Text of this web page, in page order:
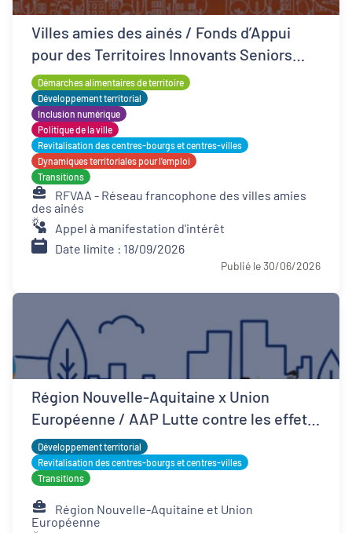
Villes amies des ainés / Fonds d’Appui
pour des Territoires Innovants Seniors
(FATIS)
Démarches alimentaires de territoire
Développement territorial
Inclusion numérique
Politique de la ville
Revitalisation des centres-bourgs et centres-villes
Dynamiques territoriales pour l’emploi
Transitions
RFVAA - Réseau francophone des villes amies
des ainés
Appel à manifestation d'intérêt
Date limite : 18/09/2026
Publié le 30/06/2026
Région Nouvelle-Aquitaine x Union
Européenne / AAP Lutte contre les effets
d'îlots de chaleur urbains
Développement territorial
Revitalisation des centres-bourgs et centres-villes
Transitions
Région Nouvelle-Aquitaine et Union
Européenne